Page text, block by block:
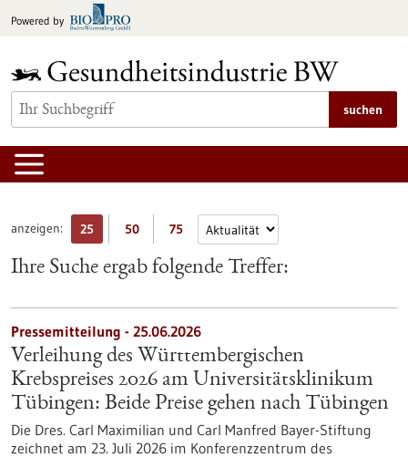
Inhalt
Powered by
suchen
anzeigen: 25 50 75
Ihre Suche ergab folgende Treffer:
Pressemitteilung - 25.06.2026
Verleihung des Württembergischen
Krebspreises 2026 am Universitätsklinikum
Tübingen: Beide Preise gehen nach Tübingen
Die Dres. Carl Maximilian und Carl Manfred Bayer-Stiftung
zeichnet am 23. Juli 2026 im Konferenzzentrum des